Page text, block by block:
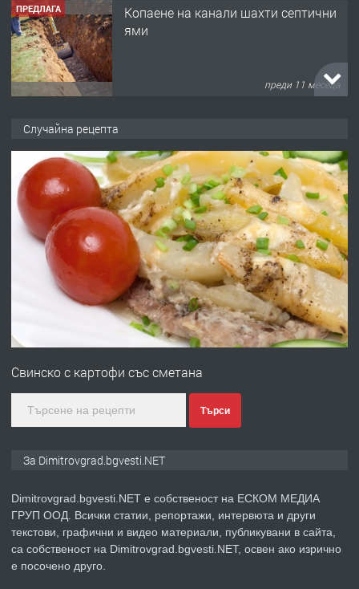
ПРЕДЛАГА
Копаене на канали шахти септични
ями
преди 11 месеца
преди 11 месеца
ПРЕДЛАГА Онлайн магазин за всички!
преди 11 месеца
Курс Помощник-възпитател
преди 4 месеца
ПРЕДЛАГА Професионални курсове
Случайна рецепта
Свинско с картофи със сметана
Търси
За Dimitrovgrad.bgvesti.NET
Dimitrovgrad.bgvesti.NET е собственост на ЕСКОМ МЕДИА
ГРУП ООД. Всички статии, репортажи, интервюта и други
текстови, графични и видео материали, публикувани в сайта,
са собственост на Dimitrovgrad.bgvesti.NET, освен ако изрично
е посочено друго.